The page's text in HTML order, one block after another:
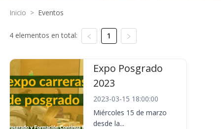
Inicio > Eventos
4 elementos en total: 1
Expo Posgrado
2023
2023-03-15 18:00:00
Miércoles 15 de marzo
desde la...